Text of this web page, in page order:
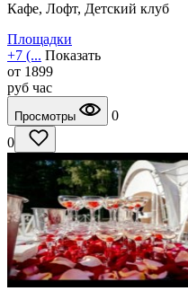
Кафе, Лофт, Детский клуб
Площадки
+7 (... Показать
от 1899
руб час
Просмотры
0
0